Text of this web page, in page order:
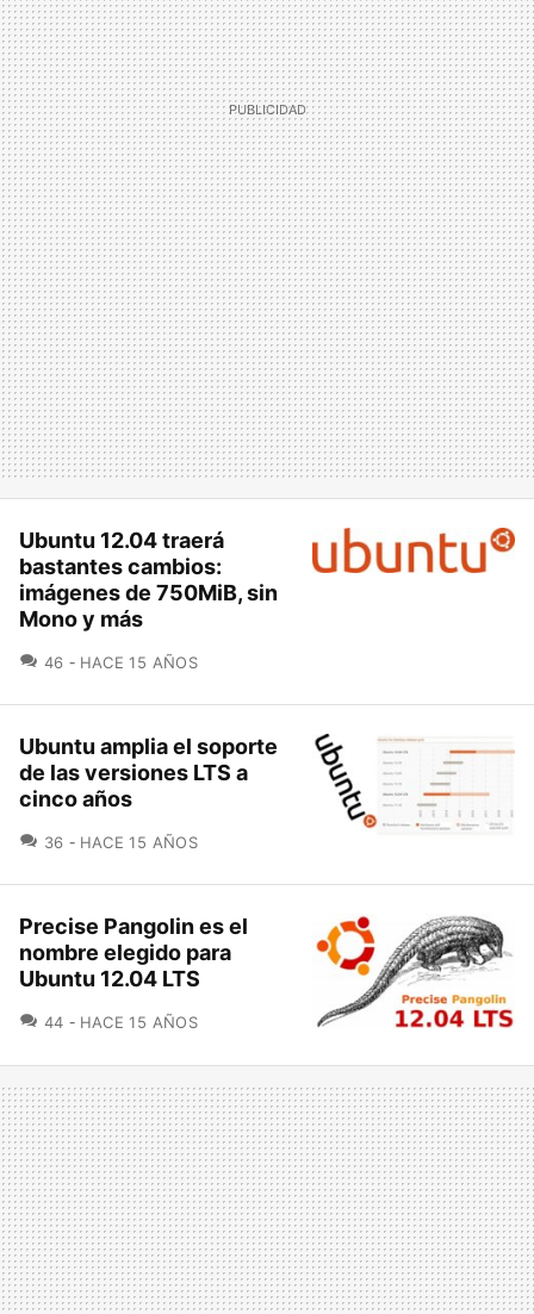
Ubuntu 12.04 traerá
bastantes cambios:
imágenes de 750MiB, sin
Mono y más
46 COMENTARIOS
HACE 15 AÑOS
Ubuntu amplia el soporte
de las versiones LTS a
cinco años
36 COMENTARIOS
HACE 15 AÑOS
Precise Pangolin es el
nombre elegido para
Ubuntu 12.04 LTS
44 COMENTARIOS
HACE 15 AÑOS